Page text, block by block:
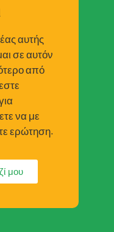
αυτής
σε αυτόν
από
να με
ερώτηση.
μου